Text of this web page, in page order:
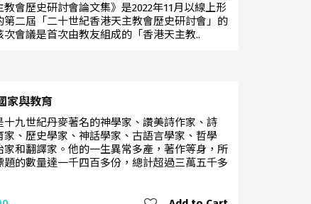
教會歷史研討會論文集》是2022年11月以線上形
第二屆「二十世紀香港天主教會歷史研討會」的
次會議是首次由教友組成的「香港天主教..
家與教育
十九世紀丹麥著名的神學家、讚美詩作家、詩
家、歷史學家、神話學家、古語言學家、哲學
家和翻譯家。他的一生異常多產，著作等身，所
題的數量達一千四百多份，總計超過三萬五千多